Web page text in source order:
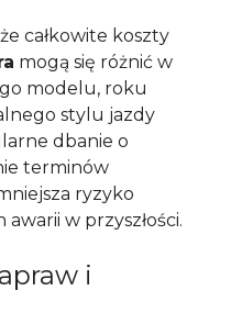
całkowite koszty
mogą się różnić w
modelu, roku
stylu jazdy
dbanie o
terminów
ryzyko
w przyszłości.
i